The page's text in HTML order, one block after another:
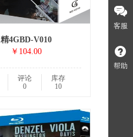
精4GBD-V010
￥104.00
评论
0
库存
10
客服
帮助